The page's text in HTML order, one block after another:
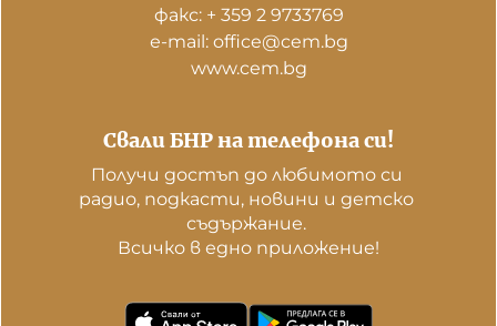
Свали БНР на телефона си!
Получи достъп до любимото си
радио, подкасти, новини и детско
съдържание.
Всичко в едно приложение!
факс: + 359 2 9733769
е-mail: office@cem.bg
www.cem.bg